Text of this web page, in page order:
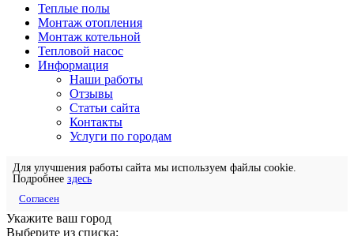
Теплые полы
Монтаж отопления
Монтаж котельной
Тепловой насос
Информация
Наши работы
Отзывы
Статьи сайта
Контакты
Услуги по городам
Для улучшения работы сайта мы используем файлы cookie.
Подробнее здесь
Согласен
Укажите ваш город
Выберите из списка: